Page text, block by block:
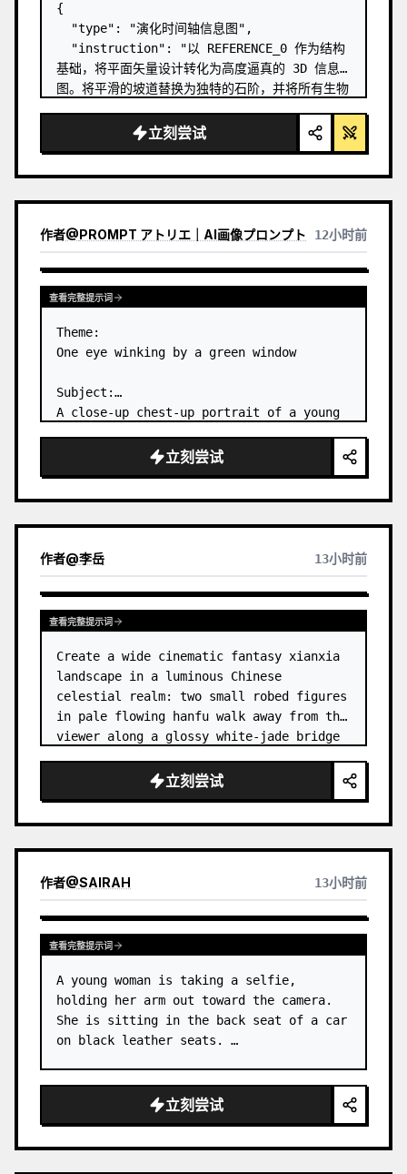
{
  "type": "演化时间轴信息图",
  "instruction": "以 REFERENCE_0 作为结构
基础，将平面矢量设计转化为高度逼真的 3D 信息
图。将平滑的坡道替换为独特的石阶，并将所有生物
  "style": {
    "background": "
复古纹理羊皮纸
",
立刻尝试
作者@PROMPT アトリエ｜AI画像プロンプト 12小时前
查看完整提示词
Theme:
One eye winking by a green window
Subject:
A close-up chest-up portrait of a young
leaning her cheek on one hand and
smiling with one eye closed at a wooden
立刻尝试
作者@李岳 13小时前
查看完整提示词
Create a wide cinematic fantasy xianxia
landscape in a luminous Chinese
celestial realm: two small robed figures
in pale flowing hanfu walk away from the
viewer along a glossy white-jade bridge
rising from a mirror-still l…
立刻尝试
作者@SAIRAH 13小时前
查看完整提示词
A young woman is taking a selfie,
holding her arm out toward the camera.
She is sitting in the back seat of a car
on black leather seats. …
立刻尝试